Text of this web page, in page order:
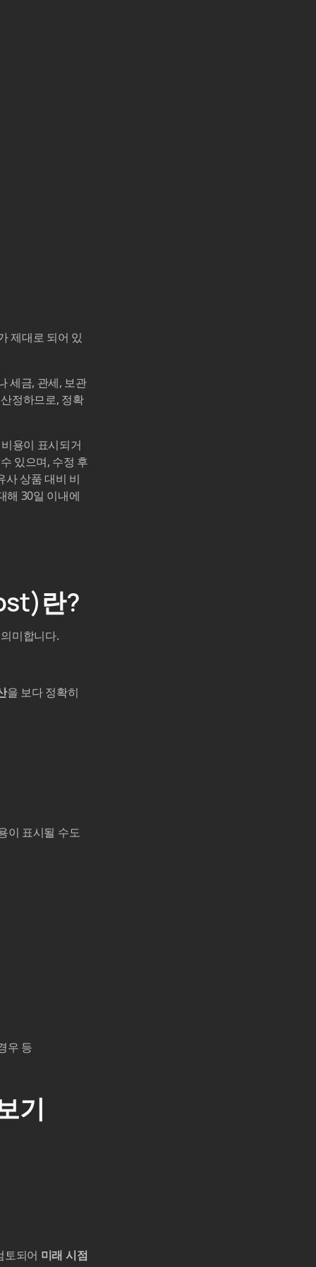
제대로 되어 있
세금, 관세, 보관
정하므로, 정확
용이 표시되거
있으며, 수정 후
상품 대비 비
해 30일 이내에
란?
미합니다.
을 보다 정확히
이 표시될 수도
우 등
기
토되어 미래 시점